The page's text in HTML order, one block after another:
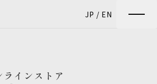
JP / EN
ラインストア